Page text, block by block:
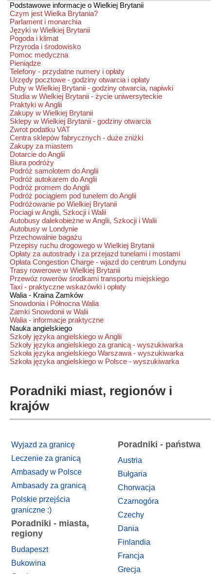
Podstawowe informacje o Wielkiej Brytanii
Czym jest Wielka Brytania?
Parlament i monarchia
Języki w Wielkiej Brytanii
Pogoda i klimat
Przyroda i środowisko
Pomoc medyczna
Pieniądze
Telefony - przydatne numery i opłaty
Urzędy pocztowe - godziny otwarcia i opłaty
Puby w Wielkiej Brytanii - godziny otwarcia, napiwki
Studia w Wielkiej Brytanii - życie uniwersyteckie
Praktyki w Anglii
Zakupy w Wielkiej Brytanii
Sklepy w Wielkiej Brytanii - godziny otwarcia
Zwrot podatku VAT
Centra sklepów fabrycznych - duże zniżki
Zakupy za miastem
Dotarcie do Anglii
Biura podróży
Podróż samolotem do Anglii
Podróż autokarem do Anglii
Podróż promem do Anglii
Podróż pociągiem pod tunelem do Anglii
Podróżowanie po Wielkiej Brytanii
Pociagi w Anglii, Szkocji i Walii
Autobusy dalekobieżne w Anglii, Szkocji i Walii
Autobusy w Londynie
Przechowalnie bagażu
Przepisy ruchu drogowego w Wielkiej Brytanii
Opłaty za autostrady i za przejazd tunelami i mostami
Opłata Congestion Charge - wjazd do centrum Londynu
Trasy rowerowe w Wielkiej Brytanii
Przewóz rowerów środkami transportu miejskiego
Taxi - praktyczne wskazówki i opłaty
Walia - Kraina Zamków
Snowdonia i Północna Walia
Zamki Snowdonii w Walii
Walia - informacje praktyczne
Nauka angielskiego
Szkoły języka angielskiego w Anglii
Szkoły języka angielskiego za granicą - wyszukiwarka
Szkoła języka angielskiego Warszawa - wyszukiwarka
Szkoła języka angielskiego w Polsce - wyszukiwarka
Poradniki miast, regionów i
krajów
Wyjazd za granicę
Leczenie za granicą
Ambasady w Polsce
Ambasady za granicą
Polskie przejścia
graniczne :)
Poradniki - miasta,
regiony
Budapeszt
Bukowina
Poradniki - państwa
Austria
Bułgaria
Chorwacja
Czarnogóra
Czechy
Dania
Finlandia
Francja
Grecja